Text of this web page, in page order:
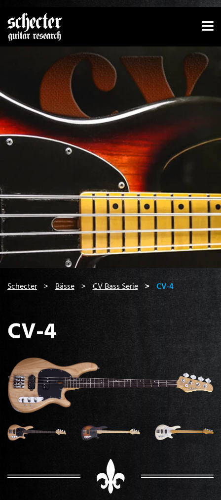
Zeige besser passende Version dieser Seite
Diese Meldung nicht mehr anzeigen
Schecter Bässe CV Bass Serie CV-4
CV-4